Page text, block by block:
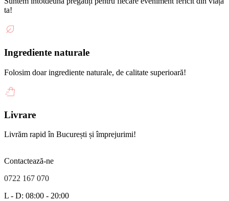
ta!
Ingrediente naturale
Folosim doar ingrediente naturale, de calitate superioară!
Livrare
Livrăm rapid în București și împrejurimi!
Contactează-ne
0722 167 070
L - D: 08:00 - 20:00